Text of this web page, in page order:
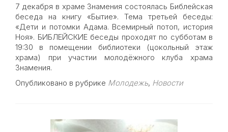
7 декабря в храме Знамения состоялась Библейская
беседа на книгу «Бытие». Тема третьей беседы:
«Дети и потомки Адама. Всемирный потоп, история
Ноя». БИБЛЕЙСКИЕ беседы проходят по субботам в
19:30 в помещении библиотеки (цокольный этаж
храма) при участии молодёжного клуба храма
Знамения.
Опубликовано в рубрике Молодежь, Новости